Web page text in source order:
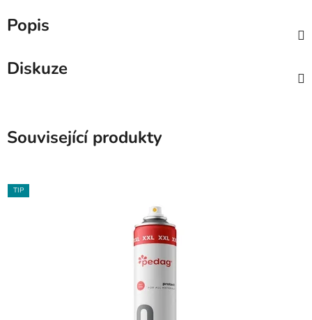
Popis
Diskuze
Související produkty
TIP